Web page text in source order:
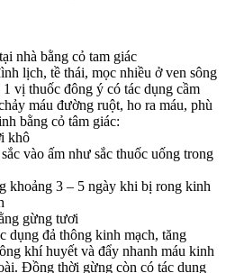
nhà bằng cỏ tam giác
lịch, tề thái, mọc nhiều ở ven sông
vị thuốc đông ý có tác dụng cầm
máu đường ruột, ho ra máu, phù
bằng cỏ tâm giác:
khô
vào ấm như sắc thuốc uống trong
khoảng 3 – 5 ngày khi bị rong kinh
gừng tươi
dụng đả thông kinh mạch, tăng
khí huyết và đẩy nhanh máu kinh
Đồng thời gừng còn có tác dụng